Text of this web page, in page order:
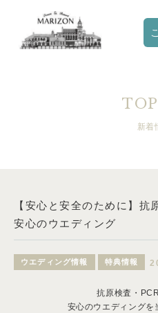
新着
【安心と安全のために】抗
安心のウエディング
ウエディング情報 特典情報
抗原検査・
安心のウエディングを